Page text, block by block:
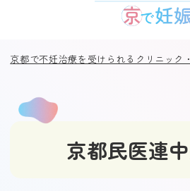
京都で不妊治療を受けられるクリニック
京都民医連